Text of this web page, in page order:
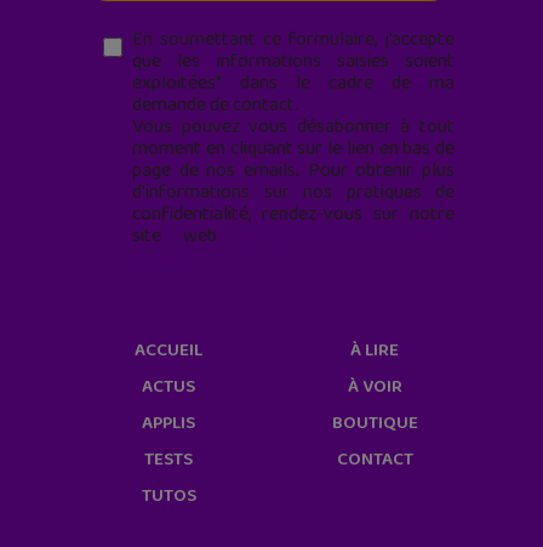
En soumettant ce formulaire, j’accepte
que les informations saisies soient
exploitées* dans le cadre de ma
demande de contact.
Vous pouvez vous désabonner à tout
moment en cliquant sur le lien en bas de
page de nos emails. Pour obtenir plus
d'informations sur nos pratiques de
confidentialité, rendez-vous sur notre
site web
ACCUEIL
ACTUS
APPLIS
TESTS
TUTOS
À LIRE
À VOIR
BOUTIQUE
CONTACT